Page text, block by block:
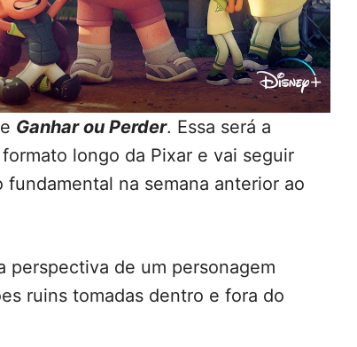
Ganhar ou Perder. Essa será a
longo da Pixar e vai seguir
na semana anterior ao
perspectiva de um personagem
ruins tomadas dentro e fora do